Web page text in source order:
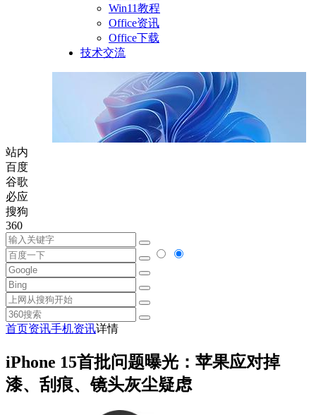
Win11教程
Office资讯
Office下载
技术交流
站内
百度
谷歌
必应
搜狗
360
首页资讯手机资讯详情
iPhone 15首批问题曝光：苹果应对掉
漆、刮痕、镜头灰尘疑虑